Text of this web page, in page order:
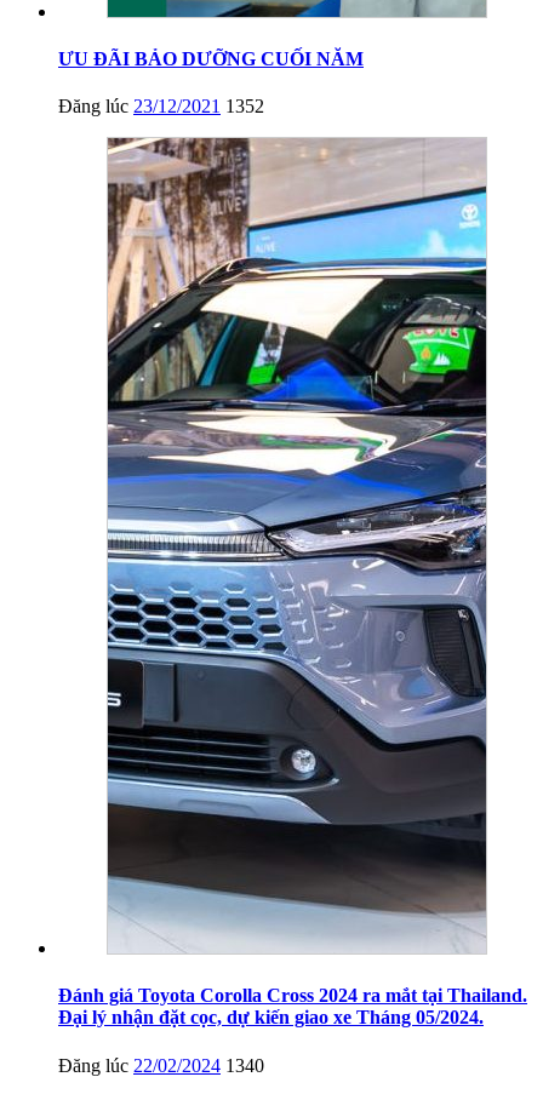
ƯU ĐÃI BẢO DƯỠNG CUỐI NĂM
Đăng lúc 23/12/2021 1352
Đánh giá Toyota Corolla Cross 2024 ra mắt tại Thailand.
Đại lý nhận đặt cọc, dự kiến giao xe Tháng 05/2024.
Đăng lúc 22/02/2024 1340